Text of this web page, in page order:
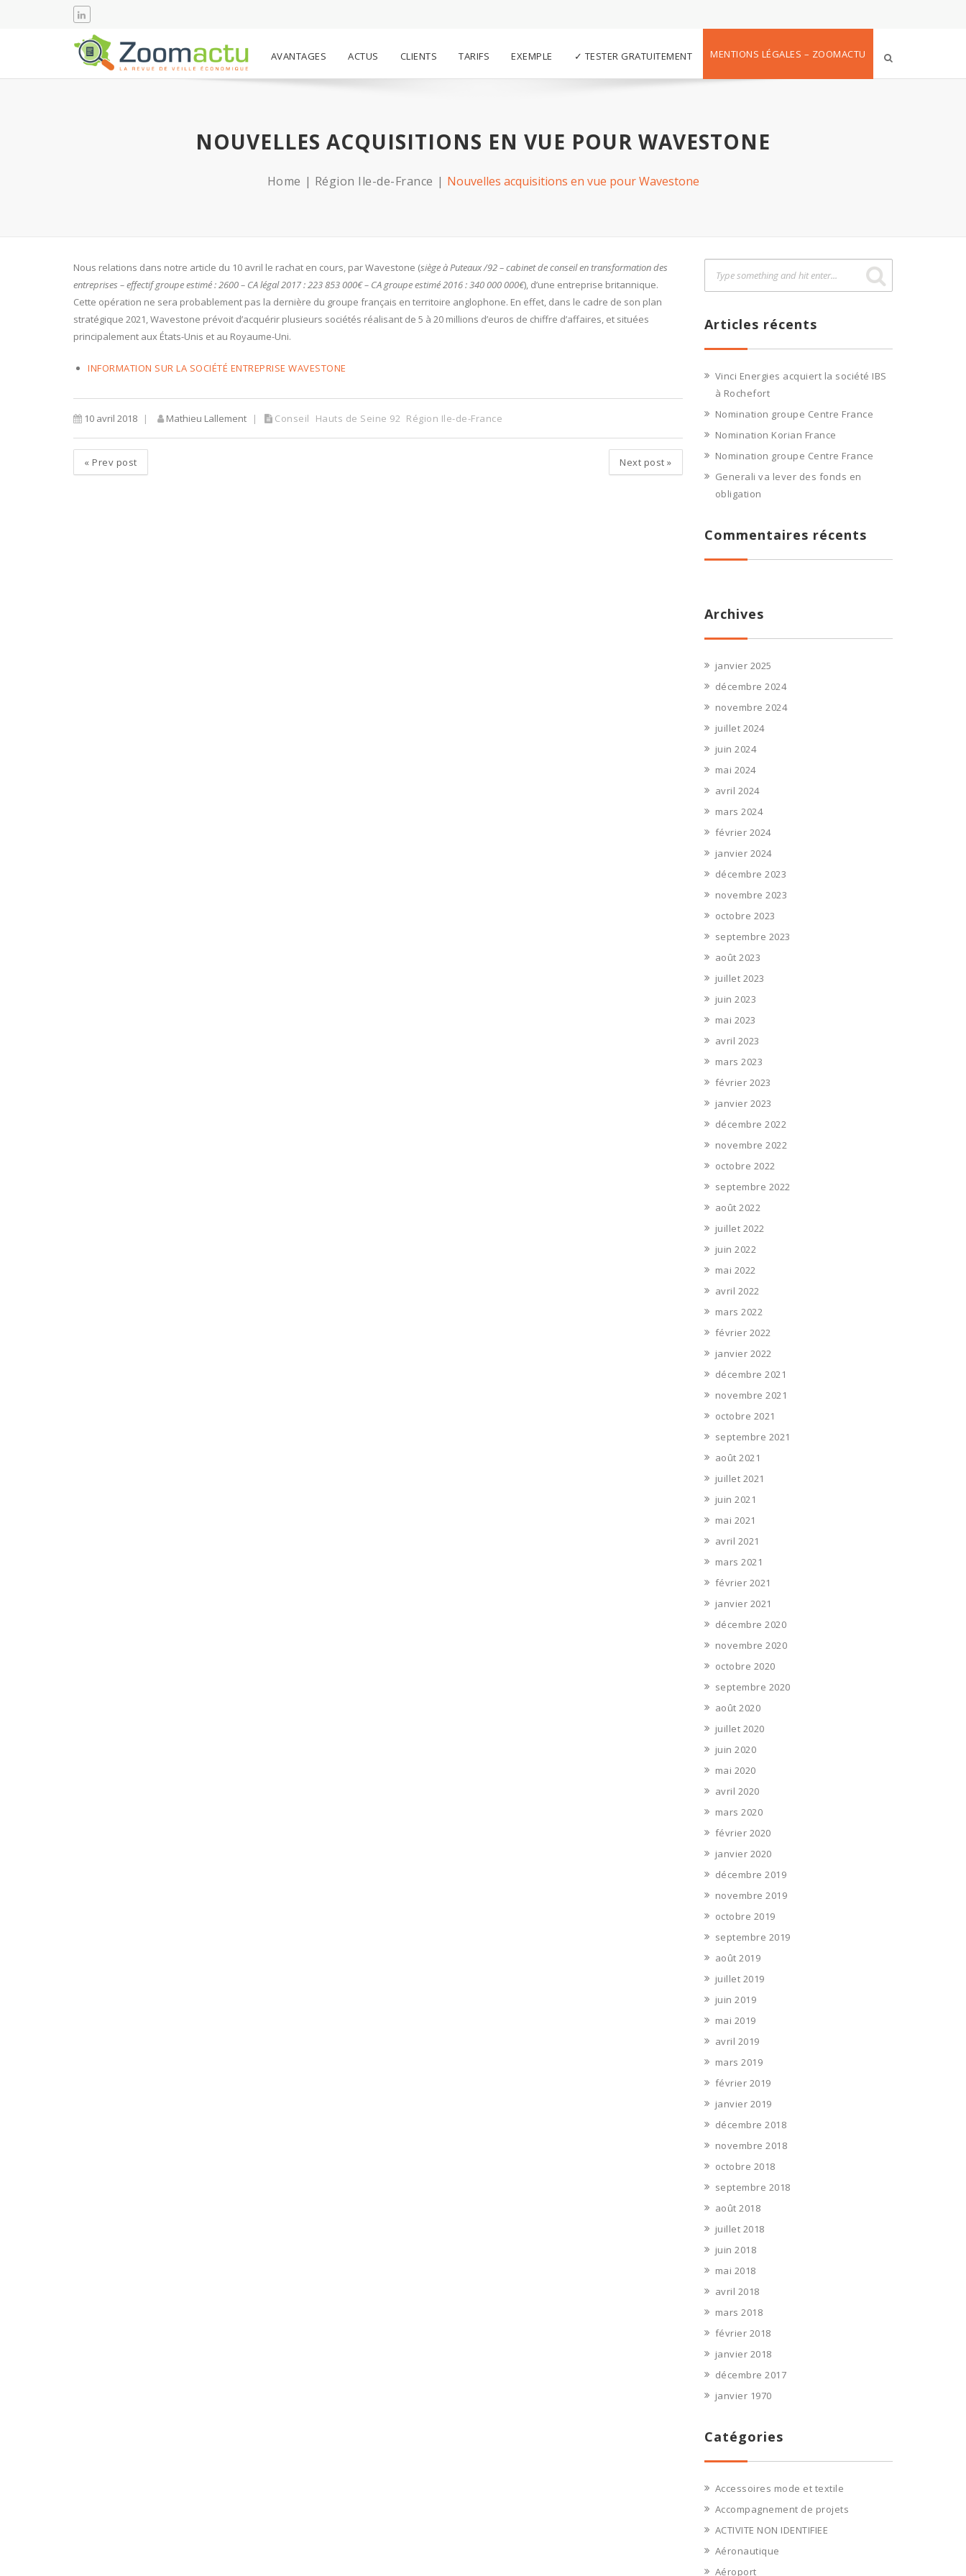
AVANTAGES ACTUS CLIENTS TARIFS EXEMPLE ✓ TESTER GRATUITEMENT MENTIONS LÉGALES – ZOOMACTU
NOUVELLES ACQUISITIONS EN VUE POUR WAVESTONE
Home Région Ile-de-France Nouvelles acquisitions en vue pour Wavestone
Nous relations dans notre article du 10 avril le rachat en cours, par Wavestone (siège à Puteaux /92 – cabinet de conseil en transformation des
entreprises – effectif groupe estimé : 2600 – CA légal 2017 : 223 853 000€ – CA groupe estimé 2016 : 340 000 000€), d’une entreprise britannique.
Cette opération ne sera probablement pas la dernière du groupe français en territoire anglophone. En effet, dans le cadre de son plan
stratégique 2021, Wavestone prévoit d’acquérir plusieurs sociétés réalisant de 5 à 20 millions d’euros de chiffre d’affaires, et situées
principalement aux États-Unis et au Royaume-Uni.
INFORMATION SUR LA SOCIÉTÉ ENTREPRISE WAVESTONE
10 avril 2018 Mathieu Lallement Conseil Hauts de Seine 92 Région Ile-de-France
« Prev post Next post »
Articles récents
Vinci Energies acquiert la société IBS
à Rochefort
Nomination groupe Centre France
Nomination Korian France
Nomination groupe Centre France
Generali va lever des fonds en
obligation
Commentaires récents
Archives
janvier 2025
décembre 2024
novembre 2024
juillet 2024
juin 2024
mai 2024
avril 2024
mars 2024
février 2024
janvier 2024
décembre 2023
novembre 2023
octobre 2023
septembre 2023
août 2023
juillet 2023
juin 2023
mai 2023
avril 2023
mars 2023
février 2023
janvier 2023
décembre 2022
novembre 2022
octobre 2022
septembre 2022
août 2022
juillet 2022
juin 2022
mai 2022
avril 2022
mars 2022
février 2022
janvier 2022
décembre 2021
novembre 2021
octobre 2021
septembre 2021
août 2021
juillet 2021
juin 2021
mai 2021
avril 2021
mars 2021
février 2021
janvier 2021
décembre 2020
novembre 2020
octobre 2020
septembre 2020
août 2020
juillet 2020
juin 2020
mai 2020
avril 2020
mars 2020
février 2020
janvier 2020
décembre 2019
novembre 2019
octobre 2019
septembre 2019
août 2019
juillet 2019
juin 2019
mai 2019
avril 2019
mars 2019
février 2019
janvier 2019
décembre 2018
novembre 2018
octobre 2018
septembre 2018
août 2018
juillet 2018
juin 2018
mai 2018
avril 2018
mars 2018
février 2018
janvier 2018
décembre 2017
janvier 1970
Catégories
Accessoires mode et textile
Accompagnement de projets
ACTIVITE NON IDENTIFIEE
Aéronautique
Aéroport